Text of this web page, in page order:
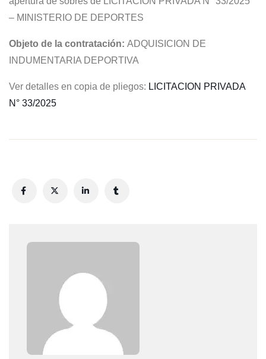
– MINISTERIO DE DEPORTES
Objeto de la contratación: ADQUISICION DE
INDUMENTARIA DEPORTIVA
Ver detalles en copia de pliegos: LICITACION PRIVADA
N° 33/2025